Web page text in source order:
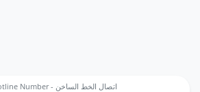
Call Hotline Number - اتصال الخط الساخن